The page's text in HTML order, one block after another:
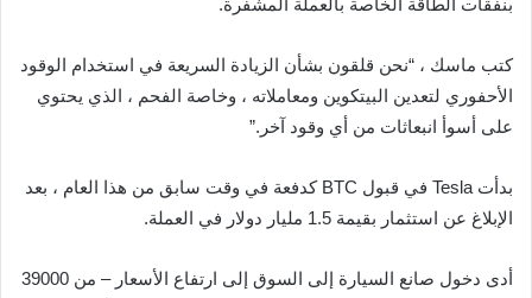
بنفقات الطاقة الخاصة بالعملة المشفرة.
كتب ماسك ، “نحن قلقون بشأن الزيادة السريعة في استخدام الوقود
الأحفوري لتعدين البيتكوين ومعاملاته ، وخاصة الفحم ، الذي يحتوي
على أسوأ انبعاثات من أي وقود آخر.”
بدأت Tesla في قبول BTC كدفعة في وقت سابق من هذا العام ، بعد
الإبلاغ عن استثمار بقيمة 1.5 مليار دولار في العملة.
أدى دخول صانع السيارة إلى السوق إلى ارتفاع الأسعار – من 39000